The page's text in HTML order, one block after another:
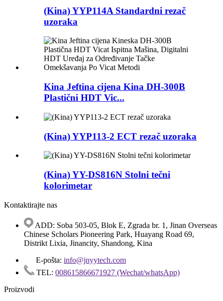
(Kina) YYP114A Standardni rezač
uzoraka
Kina Jeftina cijena Kina DH-300B
Plastični HDT Vic...
(Kina) YYP113-2 ECT rezač uzoraka
(Kina) YY-DS816N Stolni tečni
kolorimetar
Kontaktirajte nas
ADD: Soba 503-05, Blok E, Zgrada br. 1, Jinan Overseas
Chinese Scholars Pioneering Park, Huayang Road 69,
Distrikt Lixia, Jinancity, Shandong, Kina
E-pošta: info@jnyytech.com
TEL: 008615866671927 (Wechat/whatsApp)
Proizvodi